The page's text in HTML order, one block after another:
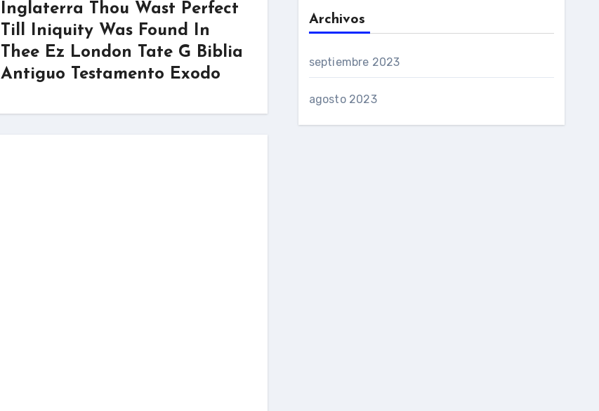
Inglaterra Thou Wast Perfect
Till Iniquity Was Found In
Thee Ez London Tate G Biblia
Antiguo Testamento Exodo
Archivos
septiembre 2023
agosto 2023